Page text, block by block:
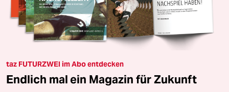
taz FUTURZWEI im Abo entdecken
Endlich mal ein Magazin für Zukunft